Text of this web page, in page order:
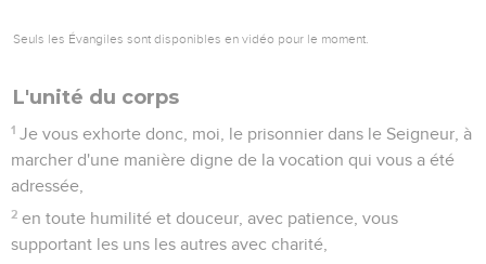
Seuls les Évangiles sont disponibles en vidéo pour le moment.
L'unité du corps
1 Je vous exhorte donc, moi, le prisonnier dans le Seigneur, à
marcher d'une manière digne de la vocation qui vous a été
adressée,
2 en toute humilité et douceur, avec patience, vous
supportant les uns les autres avec charité,